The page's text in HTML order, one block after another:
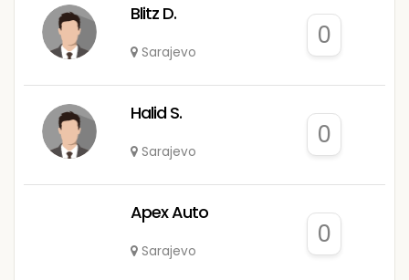
Blitz D.
Sarajevo
0
Halid S.
Sarajevo
0
Apex Auto
Sarajevo
0